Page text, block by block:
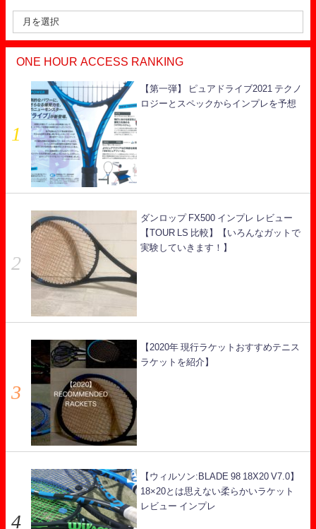
ONE HOUR ACCESS RANKING
【第一弾】 ピュアドライブ2021 テクノ
ロジーとスペックからインプレを予想
ダンロップ FX500 インプレ レビュー
【TOUR LS 比較】【いろんなガットで
実験していきます！】
【2020年 現行ラケットおすすめテニス
ラケットを紹介】
【ウィルソン:BLADE 98 18X20 V7.0】
18×20とは思えない柔らかいラケット
レビュー インプレ